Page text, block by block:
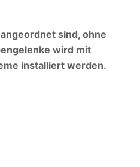
sind, ohne
wird mit
installiert werden.